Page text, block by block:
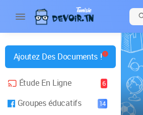
Ajoutez Des Documents !
Étude En Ligne
6
Groupes éducatifs 14